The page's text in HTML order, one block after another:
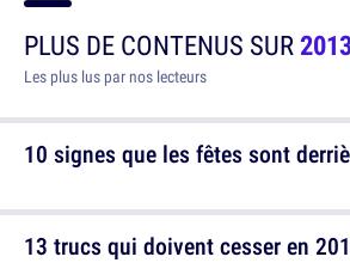
PLUS DE CONTENUS SUR
Les plus lus par nos lecteurs
10 signes que les fêtes sont
13 trucs qui doivent cesser en